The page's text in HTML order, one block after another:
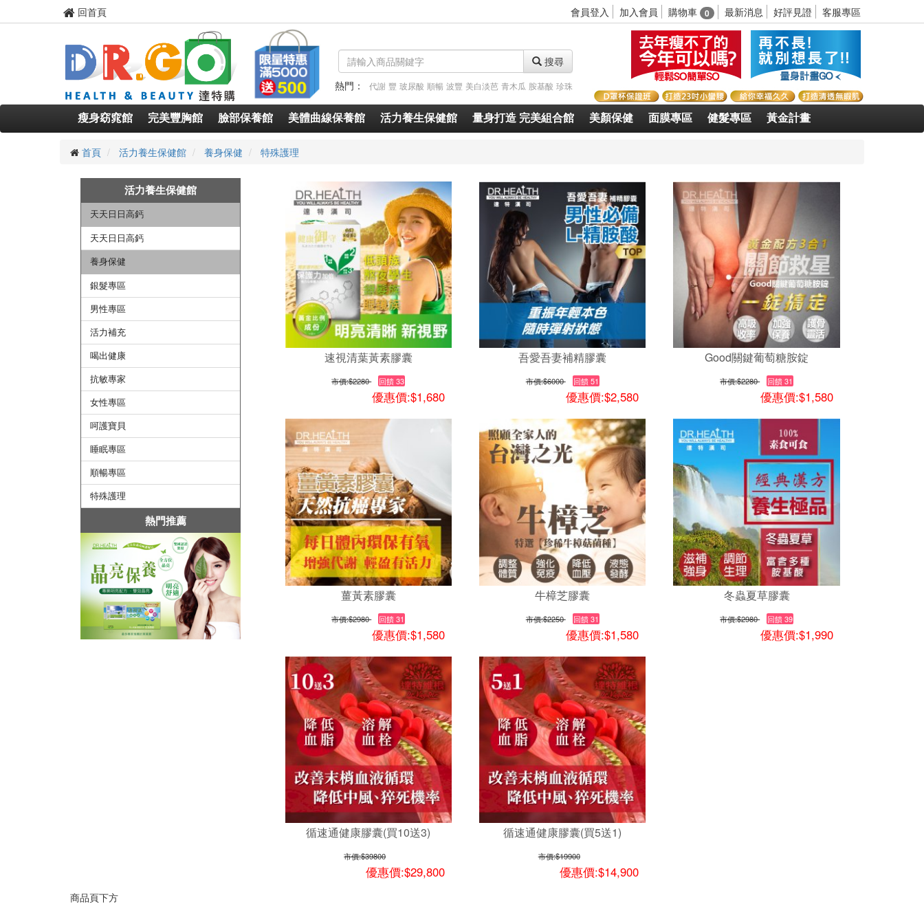
回首頁 會員登入 加入會員 購物車 0 最新消息 好評見證 客服專區
搜尋
熱門：
代謝 豐 玻尿酸 順暢 波豐 美白淡芭 青木瓜 胺基酸 珍珠
瘦身窈窕館 完美豐胸館 臉部保養館 美體曲線保養館 活力養生保健館 量身打造 完美組合館 美顏保健 面膜專區 健髮專區 黃金計畫
首頁 活力養生保健館 養身保健 特殊護理
活力養生保健館
天天日日高鈣
天天日日高鈣
養身保健
銀髮專區
男性專區
活力補充
喝出健康
抗敏專家
女性專區
呵護寶貝
睡眠專區
順暢專區
特殊護理
熱門推薦
速視清葉黃素膠囊
市價:$2280 回饋 33
優惠價:$1,680
吾愛吾妻補精膠囊
市價:$6000 回饋 51
優惠價:$2,580
Good關鍵葡萄糖胺錠
市價:$2280 回饋 31
優惠價:$1,580
薑黃素膠囊
市價:$2980 回饋 31
優惠價:$1,580
牛樟芝膠囊
市價:$2250 回饋 31
優惠價:$1,580
冬蟲夏草膠囊
市價:$2980 回饋 39
優惠價:$1,990
循速通健康膠囊(買10送3)
市價:$39800
優惠價:$29,800
循速通健康膠囊(買5送1)
市價:$19900
優惠價:$14,900
商品頁下方